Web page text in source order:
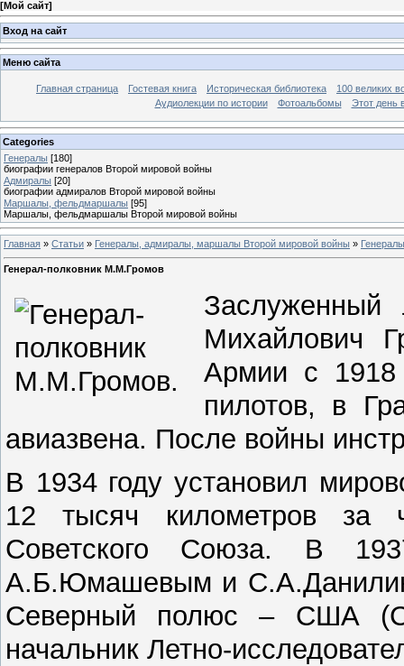
[Мой сайт]
Вход на сайт
Меню сайта
Главная страница Гостевая книга Историческая библиотека
100 великих
Аудиолекции по истории
Фотоальбомы Этот день
Categories
Генералы [180]
биографии генералов Второй мировой войны
Адмиралы [20]
биографии адмиралов Второй мировой войны
Маршалы, фельдмаршалы [95]
Маршалы, фельдмаршалы Второй мировой войны
Главная » Статьи » Генералы, адмиралы, маршалы Второй мировой войны » Генералы
Генерал-полковник М.М.Громов
Заслуженный
Михайлович
Армии с 1918
пилотов, в
авиазвена. После войны
В 1934 году установил
12 тысяч километров за
Советского Союза. В
А.Б.Юмашевым и
Северный полюс – США
начальник Летно-